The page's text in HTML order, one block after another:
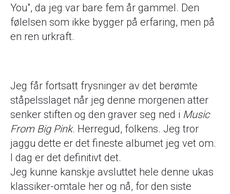
You", da jeg var bare fem år gammel. Den
følelsen som ikke bygger på erfaring, men på
en ren urkraft.
Jeg får fortsatt frysninger av det berømte
ståpelsslaget når jeg denne morgenen atter
senker stiften og den graver seg ned i Music
From Big Pink. Herregud, folkens. Jeg tror
jaggu dette er det fineste albumet jeg vet om.
I dag er det definitivt det.
Jeg kunne kanskje avsluttet hele denne ukas
klassiker-omtale her og nå, for den siste